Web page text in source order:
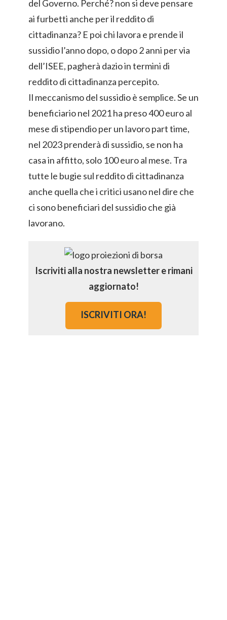
del Governo. Perché? non si deve pensare
ai furbetti anche per il reddito di
cittadinanza? E poi chi lavora e prende il
sussidio l’anno dopo, o dopo 2 anni per via
dell’ISEE, pagherà dazio in termini di
reddito di cittadinanza percepito.
Il meccanismo del sussidio è semplice. Se un
beneficiario nel 2021 ha preso 400 euro al
mese di stipendio per un lavoro part time,
nel 2023 prenderà di sussidio, se non ha
casa in affitto, solo 100 euro al mese. Tra
tutte le bugie sul reddito di cittadinanza
anche quella che i critici usano nel dire che
ci sono beneficiari del sussidio che già
lavorano.
Iscriviti alla nostra newsletter e rimani
aggiornato!
ISCRIVITI ORA!